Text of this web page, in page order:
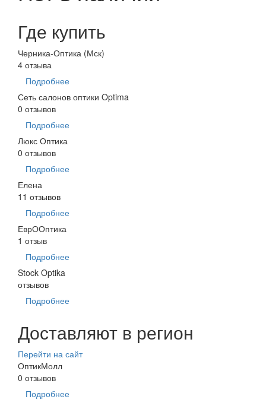
Где купить
Черника-Оптика (Мск)
4 отзыва
Подробнее
Сеть салонов оптики Optima
0 отзывов
Подробнее
Люкс Оптика
0 отзывов
Подробнее
Елена
11 отзывов
Подробнее
ЕврООптика
1 отзыв
Подробнее
Stock Optika
отзывов
Подробнее
Доставляют в регион
Перейти на сайт
ОптикМолл
0 отзывов
Подробнее